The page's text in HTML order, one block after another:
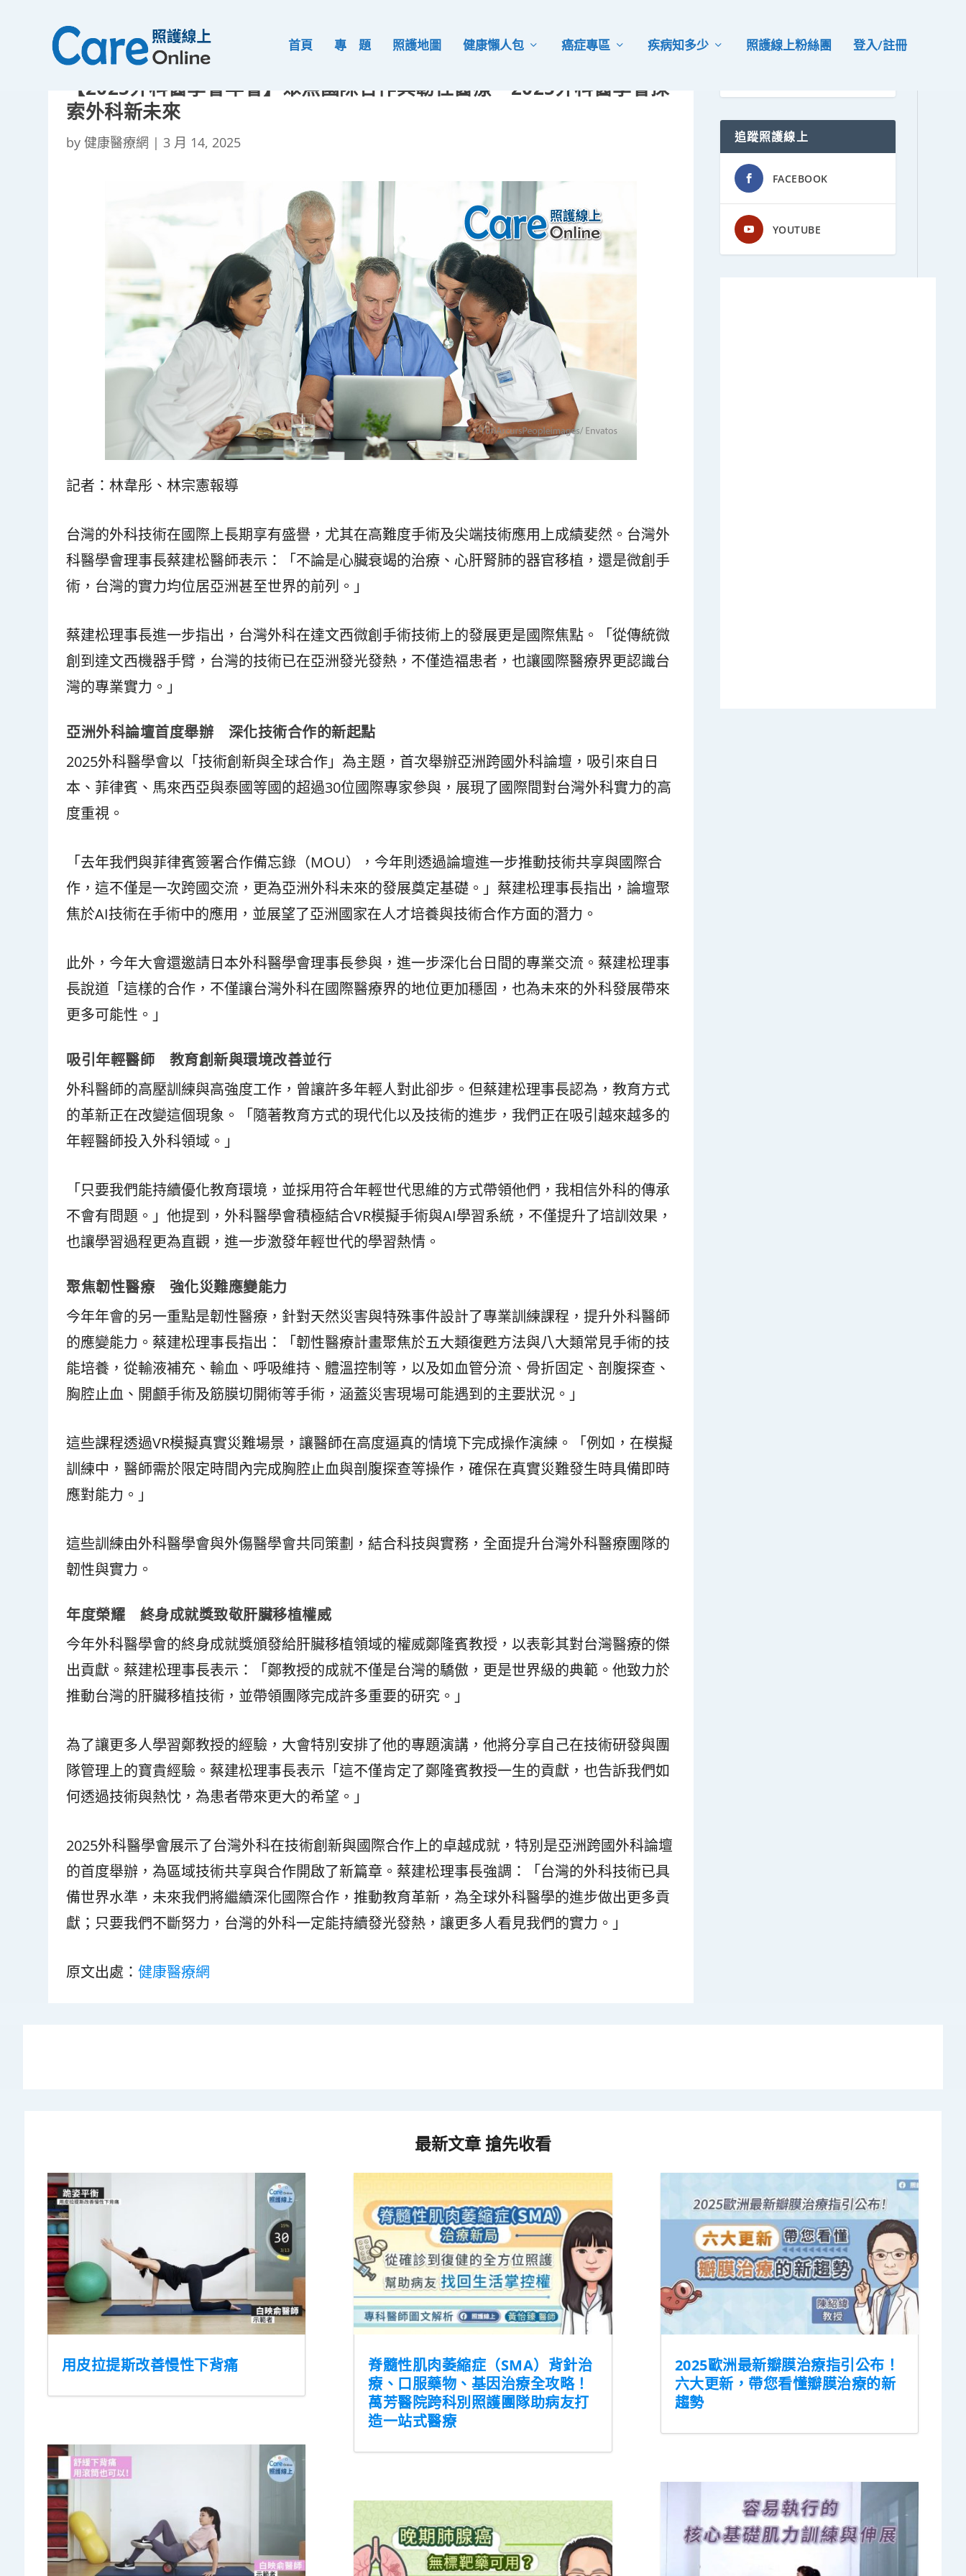
首頁 專 題 照護地圖 健康懶人包 癌症專區 疾病知多少 照護線上粉絲團 登入/註冊
【2025外科醫學會年會】聚焦國際合作與韌性醫療 2025外科醫學會探
索外科新未來
by健康醫療網 |3 月 14, 2025
記者：林韋彤、林宗憲報導
台灣的外科技術在國際上長期享有盛譽，尤其在高難度手術及尖端技術應用上成績斐然。台灣外
科醫學會理事長蔡建松醫師表示：「不論是心臟衰竭的治療、心肝腎肺的器官移植，還是微創手
術，台灣的實力均位居亞洲甚至世界的前列。」
蔡建松理事長進一步指出，台灣外科在達文西微創手術技術上的發展更是國際焦點。「從傳統微
創到達文西機器手臂，台灣的技術已在亞洲發光發熱，不僅造福患者，也讓國際醫療界更認識台
灣的專業實力。」
亞洲外科論壇首度舉辦 深化技術合作的新起點
2025外科醫學會以「技術創新與全球合作」為主題，首次舉辦亞洲跨國外科論壇，吸引來自日
本、菲律賓、馬來西亞與泰國等國的超過30位國際專家參與，展現了國際間對台灣外科實力的高
度重視。
「去年我們與菲律賓簽署合作備忘錄（MOU），今年則透過論壇進一步推動技術共享與國際合
作，這不僅是一次跨國交流，更為亞洲外科未來的發展奠定基礎。」蔡建松理事長指出，論壇聚
焦於AI技術在手術中的應用，並展望了亞洲國家在人才培養與技術合作方面的潛力。
此外，今年大會還邀請日本外科醫學會理事長參與，進一步深化台日間的專業交流。蔡建松理事
長說道「這樣的合作，不僅讓台灣外科在國際醫療界的地位更加穩固，也為未來的外科發展帶來
更多可能性。」
吸引年輕醫師 教育創新與環境改善並行
外科醫師的高壓訓練與高強度工作，曾讓許多年輕人對此卻步。但蔡建松理事長認為，教育方式
的革新正在改變這個現象。「隨著教育方式的現代化以及技術的進步，我們正在吸引越來越多的
年輕醫師投入外科領域。」
「只要我們能持續優化教育環境，並採用符合年輕世代思維的方式帶領他們，我相信外科的傳承
不會有問題。」他提到，外科醫學會積極結合VR模擬手術與AI學習系統，不僅提升了培訓效果，
也讓學習過程更為直觀，進一步激發年輕世代的學習熱情。
聚焦韌性醫療 強化災難應變能力
今年年會的另一重點是韌性醫療，針對天然災害與特殊事件設計了專業訓練課程，提升外科醫師
的應變能力。蔡建松理事長指出：「韌性醫療計畫聚焦於五大類復甦方法與八大類常見手術的技
能培養，從輸液補充、輸血、呼吸維持、體溫控制等，以及如血管分流、骨折固定、剖腹探查、
胸腔止血、開顱手術及筋膜切開術等手術，涵蓋災害現場可能遇到的主要狀況。」
這些課程透過VR模擬真實災難場景，讓醫師在高度逼真的情境下完成操作演練。「例如，在模擬
訓練中，醫師需於限定時間內完成胸腔止血與剖腹探查等操作，確保在真實災難發生時具備即時
應對能力。」
這些訓練由外科醫學會與外傷醫學會共同策劃，結合科技與實務，全面提升台灣外科醫療團隊的
韌性與實力。
年度榮耀 終身成就獎致敬肝臟移植權威
今年外科醫學會的終身成就獎頒發給肝臟移植領域的權威鄭隆賓教授，以表彰其對台灣醫療的傑
出貢獻。蔡建松理事長表示：「鄭教授的成就不僅是台灣的驕傲，更是世界級的典範。他致力於
推動台灣的肝臟移植技術，並帶領團隊完成許多重要的研究。」
為了讓更多人學習鄭教授的經驗，大會特別安排了他的專題演講，他將分享自己在技術研發與團
隊管理上的寶貴經驗。蔡建松理事長表示「這不僅肯定了鄭隆賓教授一生的貢獻，也告訴我們如
何透過技術與熱忱，為患者帶來更大的希望。」
2025外科醫學會展示了台灣外科在技術創新與國際合作上的卓越成就，特別是亞洲跨國外科論壇
的首度舉辦，為區域技術共享與合作開啟了新篇章。蔡建松理事長強調：「台灣的外科技術已具
備世界水準，未來我們將繼續深化國際合作，推動教育革新，為全球外科醫學的進步做出更多貢
獻；只要我們不斷努力，台灣的外科一定能持續發光發熱，讓更多人看見我們的實力。」
原文出處：健康醫療網
追蹤照護線上
FACEBOOK
YOUTUBE
最新文章 搶先收看
用皮拉提斯改善慢性下背痛
脊髓性肌肉萎縮症（SMA）背針治
療、口服藥物、基因治療全攻略！
萬芳醫院跨科別照護團隊助病友打
造一站式醫療
2025歐洲最新瓣膜治療指引公布！
六大更新，帶您看懂瓣膜治療的新
趨勢